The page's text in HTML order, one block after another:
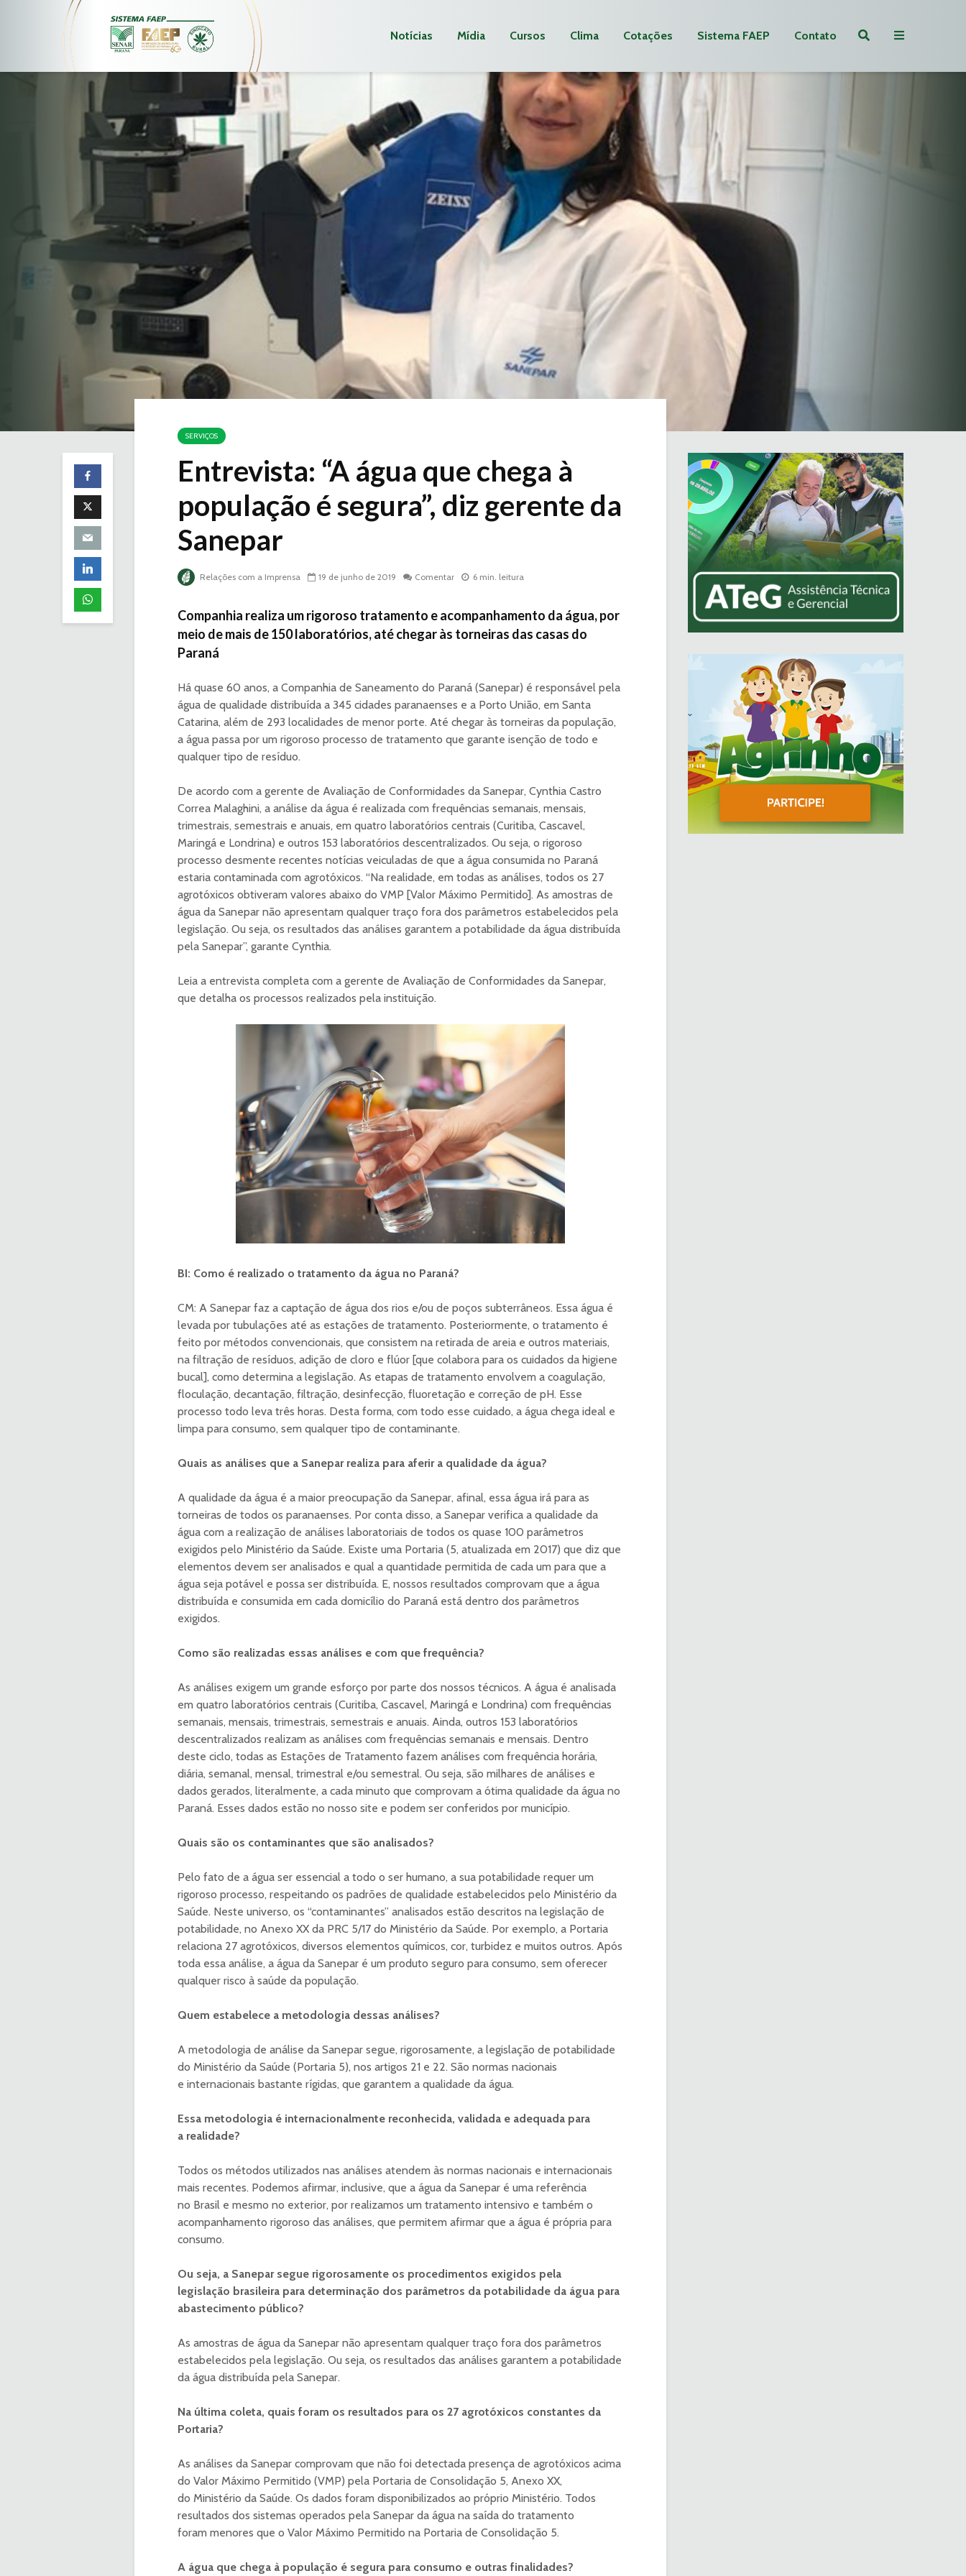
Notícias Mídia Cursos Clima Cotações Sistema FAEP Contato
SERVIÇOS
Entrevista: “A água que chega à
população é segura”, diz gerente da
Sanepar
Relações com a Imprensa 19 de junho de 2019 Comentar 6 min. leitura
Companhia realiza um rigoroso tratamento e acompanhamento da água, por
meio de mais de 150 laboratórios, até chegar às torneiras das casas do
Paraná
Há quase 60 anos, a Companhia de Saneamento do Paraná (Sanepar) é responsável pela
água de qualidade distribuída a 345 cidades paranaenses e a Porto União, em Santa
Catarina, além de 293 localidades de menor porte. Até chegar às torneiras da população,
a água passa por um rigoroso processo de tratamento que garante isenção de todo e
qualquer tipo de resíduo.
De acordo com a gerente de Avaliação de Conformidades da Sanepar, Cynthia Castro
Correa Malaghini, a análise da água é realizada com frequências semanais, mensais,
trimestrais, semestrais e anuais, em quatro laboratórios centrais (Curitiba, Cascavel,
Maringá e Londrina) e outros 153 laboratórios descentralizados. Ou seja, o rigoroso
processo desmente recentes notícias veiculadas de que a água consumida no Paraná
estaria contaminada com agrotóxicos. “Na realidade, em todas as análises, todos os 27
agrotóxicos obtiveram valores abaixo do VMP [Valor Máximo Permitido]. As amostras de
água da Sanepar não apresentam qualquer traço fora dos parâmetros estabelecidos pela
legislação. Ou seja, os resultados das análises garantem a potabilidade da água distribuída
pela Sanepar”, garante Cynthia.
Leia a entrevista completa com a gerente de Avaliação de Conformidades da Sanepar,
que detalha os processos realizados pela instituição.
BI: Como é realizado o tratamento da água no Paraná?
CM: A Sanepar faz a captação de água dos rios e/ou de poços subterrâneos. Essa água é
levada por tubulações até as estações de tratamento. Posteriormente, o tratamento é
feito por métodos convencionais, que consistem na retirada de areia e outros materiais,
na filtração de resíduos, adição de cloro e flúor [que colabora para os cuidados da higiene
bucal], como determina a legislação. As etapas de tratamento envolvem a coagulação,
floculação, decantação, filtração, desinfecção, fluoretação e correção de pH. Esse
processo todo leva três horas. Desta forma, com todo esse cuidado, a água chega ideal e
limpa para consumo, sem qualquer tipo de contaminante.
Quais as análises que a Sanepar realiza para aferir a qualidade da água?
A qualidade da água é a maior preocupação da Sanepar, afinal, essa água irá para as
torneiras de todos os paranaenses. Por conta disso, a Sanepar verifica a qualidade da
água com a realização de análises laboratoriais de todos os quase 100 parâmetros
exigidos pelo Ministério da Saúde. Existe uma Portaria (5, atualizada em 2017) que diz que
elementos devem ser analisados e qual a quantidade permitida de cada um para que a
água seja potável e possa ser distribuída. E, nossos resultados comprovam que a água
distribuída e consumida em cada domicílio do Paraná está dentro dos parâmetros
exigidos.
Como são realizadas essas análises e com que frequência?
As análises exigem um grande esforço por parte dos nossos técnicos. A água é analisada
em quatro laboratórios centrais (Curitiba, Cascavel, Maringá e Londrina) com frequências
semanais, mensais, trimestrais, semestrais e anuais. Ainda, outros 153 laboratórios
descentralizados realizam as análises com frequências semanais e mensais. Dentro
deste ciclo, todas as Estações de Tratamento fazem análises com frequência horária,
diária, semanal, mensal, trimestral e/ou semestral. Ou seja, são milhares de análises e
dados gerados, literalmente, a cada minuto que comprovam a ótima qualidade da água no
Paraná. Esses dados estão no nosso site e podem ser conferidos por município.
Quais são os contaminantes que são analisados?
Pelo fato de a água ser essencial a todo o ser humano, a sua potabilidade requer um
rigoroso processo, respeitando os padrões de qualidade estabelecidos pelo Ministério da
Saúde. Neste universo, os “contaminantes” analisados estão descritos na legislação de
potabilidade, no Anexo XX da PRC 5/17 do Ministério da Saúde. Por exemplo, a Portaria
relaciona 27 agrotóxicos, diversos elementos químicos, cor, turbidez e muitos outros. Após
toda essa análise, a água da Sanepar é um produto seguro para consumo, sem oferecer
qualquer risco à saúde da população.
Quem estabelece a metodologia dessas análises?
A metodologia de análise da Sanepar segue, rigorosamente, a legislação de potabilidade
do Ministério da Saúde (Portaria 5), nos artigos 21 e 22. São normas nacionais
e internacionais bastante rígidas, que garantem a qualidade da água.
Essa metodologia é internacionalmente reconhecida, validada e adequada para
a realidade?
Todos os métodos utilizados nas análises atendem às normas nacionais e internacionais
mais recentes. Podemos afirmar, inclusive, que a água da Sanepar é uma referência
no Brasil e mesmo no exterior, por realizamos um tratamento intensivo e também o
acompanhamento rigoroso das análises, que permitem afirmar que a água é própria para
consumo.
Ou seja, a Sanepar segue rigorosamente os procedimentos exigidos pela
legislação brasileira para determinação dos parâmetros da potabilidade da água para
abastecimento público?
As amostras de água da Sanepar não apresentam qualquer traço fora dos parâmetros
estabelecidos pela legislação. Ou seja, os resultados das análises garantem a potabilidade
da água distribuída pela Sanepar.
Na última coleta, quais foram os resultados para os 27 agrotóxicos constantes da
Portaria?
As análises da Sanepar comprovam que não foi detectada presença de agrotóxicos acima
do Valor Máximo Permitido (VMP) pela Portaria de Consolidação 5, Anexo XX,
do Ministério da Saúde. Os dados foram disponibilizados ao próprio Ministério. Todos
resultados dos sistemas operados pela Sanepar da água na saída do tratamento
foram menores que o Valor Máximo Permitido na Portaria de Consolidação 5.
A água que chega à população é segura para consumo e outras finalidades?